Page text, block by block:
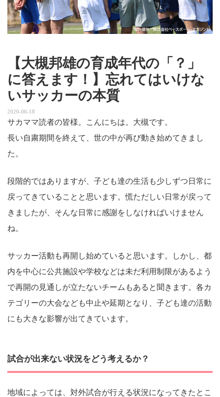
【大槻邦雄の育成年代の「？」
に答えます！】忘れてはいけな
いサッカーの本質
2020-06-18
サカママ読者の皆様。こんにちは。大槻です。
長い自粛期間を終えて、世の中が再び動き始めてきまし
た。
段階的ではありますが、子ども達の生活も少しずつ日常に
戻ってきていることと思います。慌ただしい日常が戻って
きましたが、そんな日常に感謝をしなければいけません
ね。
サッカー活動も再開し始めていると思います。しかし、都
内を中心に公共施設や学校などは未だ利用制限があるよう
で再開の見通しが立たないチームもあると聞きます。各カ
テゴリーの大会なども中止や延期となり、子ども達の活動
にも大きな影響が出てきています。
試合が出来ない状況をどう考えるか？
地域によっては、対外試合が行える状況になってきたとこ